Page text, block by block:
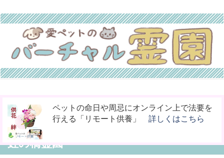
お骨壷をコンパクト化！お手元供養の新しい
カタチ「やすら木の箱」 詳しくはこちら
今までなかった！小動物専用の桐のお骨入れ
「タイムBOX桐」詳しくはこちら
ペットの命日や周忌にオンライン上で法要を
行える「リモート供養」 詳しくはこちら
虹の橋霊園